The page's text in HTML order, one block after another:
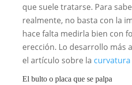
que suele tratarse. Para
realmente, no basta con la
hace falta medirla bien con
erección. Lo desarrollo más
el artículo sobre la
El bulto o placa que se palpa